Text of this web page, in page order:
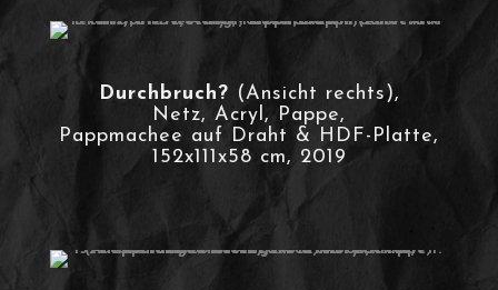
Durchbruch? (Ansicht rechts),
Netz, Acryl, Pappe,
Pappmachee auf Draht & HDF-Platte,
152x111x58 cm, 2019